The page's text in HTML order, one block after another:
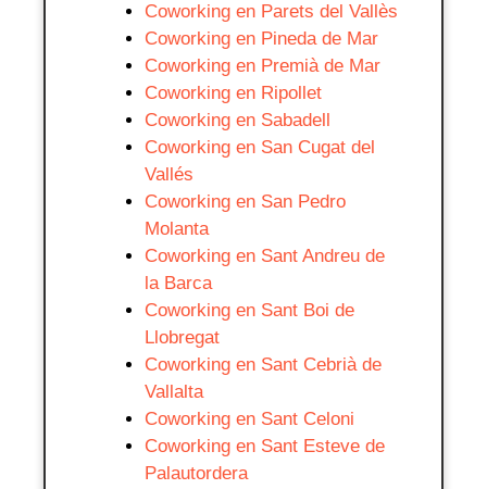
Coworking en Parets del Vallès
Coworking en Pineda de Mar
Coworking en Premià de Mar
Coworking en Ripollet
Coworking en Sabadell
Coworking en San Cugat del
Vallés
Coworking en San Pedro
Molanta
Coworking en Sant Andreu de
la Barca
Coworking en Sant Boi de
Llobregat
Coworking en Sant Cebrià de
Vallalta
Coworking en Sant Celoni
Coworking en Sant Esteve de
Palautordera